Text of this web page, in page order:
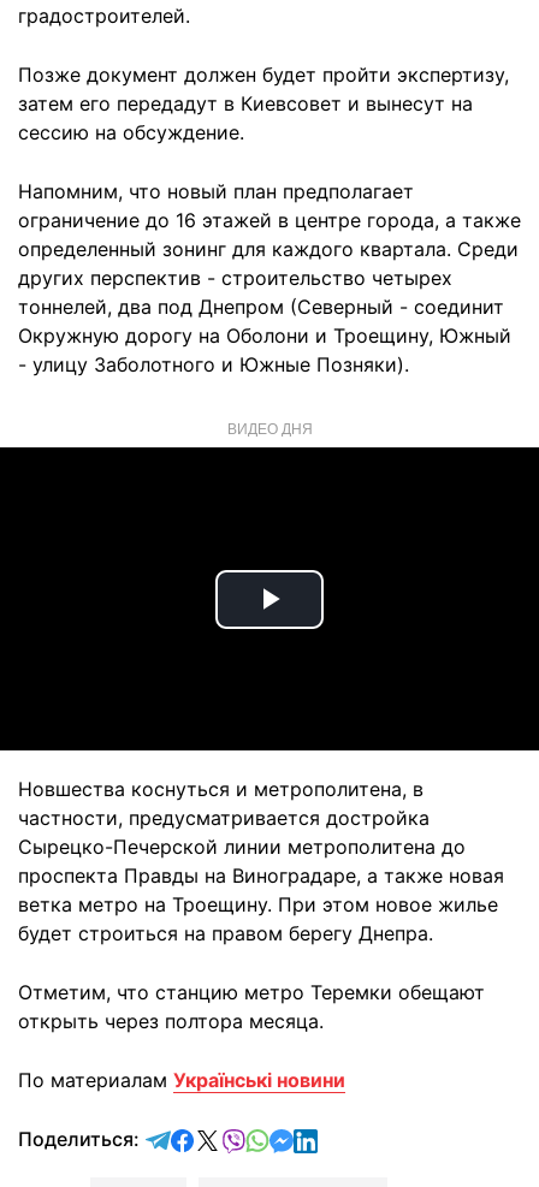
градостроителей.
Позже документ должен будет пройти экспертизу,
затем его передадут в Киевсовет и вынесут на
сессию на обсуждение.
Напомним, что новый план предполагает
ограничение до 16 этажей в центре города, а также
определенный зонинг для каждого квартала. Среди
других перспектив - строительство четырех
тоннелей, два под Днепром (Северный - соединит
Окружную дорогу на Оболони и Троещину, Южный
- улицу Заболотного и Южные Позняки).
ВИДЕО ДНЯ
Play
Новшества коснуться и метрополитена, в
частности, предусматривается достройка
Сырецко-Печерской линии метрополитена до
проспекта Правды на Виноградаре, а также новая
ветка метро на Троещину. При этом новое жилье
будет строиться на правом берегу Днепра.
Отметим, что станцию метро Теремки обещают
открыть через полтора месяца.
По материалам Українські новини
Поделиться: отправить в Telegram
поделиться в Facebook
поделиться в X
отправить в Viber
отправить в Whatsapp
отправить в Messenger
отправить в LinkedIn